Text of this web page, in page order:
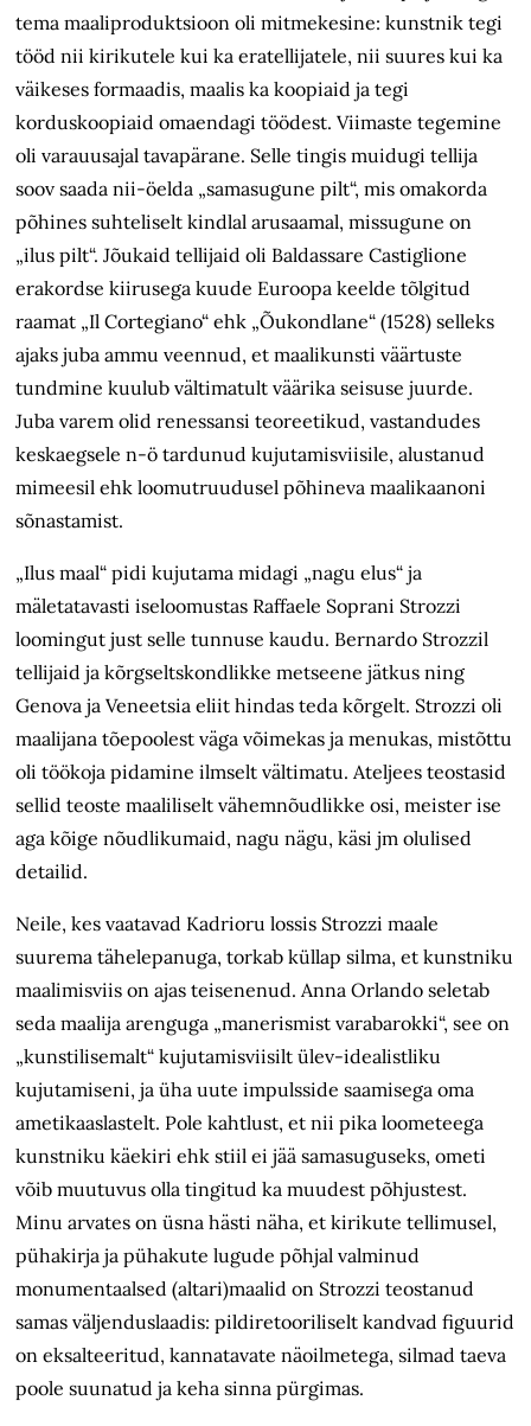
tema maaliproduktsioon oli mitmekesine: kunstnik tegi
tööd nii kirikutele kui ka eratellijatele, nii suures kui ka
väikeses formaadis, maalis ka koopiaid ja tegi
korduskoopiaid omaendagi töödest. Viimaste tegemine
oli varauusajal tavapärane. Selle tingis muidugi tellija
soov saada nii-öelda „samasugune pilt“, mis omakorda
põhines suhteliselt kindlal arusaamal, missugune on
„ilus pilt“. Jõukaid tellijaid oli Baldassare Castiglione
erakordse kiirusega kuude Euroopa keelde tõlgitud
raamat „Il Cortegiano“ ehk „Õukondlane“ (1528) selleks
ajaks juba ammu veennud, et maalikunsti väärtuste
tundmine kuulub vältimatult väärika seisuse juurde.
Juba varem olid renessansi teoreetikud, vastandudes
keskaegsele n-ö tardunud kujutamisviisile, alustanud
mimeesil ehk loomutruudusel põhineva maalikaanoni
sõnastamist.
„Ilus maal“ pidi kujutama midagi „nagu elus“ ja
mäletatavasti iseloomustas Raffaele Soprani Strozzi
loomingut just selle tunnuse kaudu. Bernardo Strozzil
tellijaid ja kõrgseltskondlikke metseene jätkus ning
Genova ja Veneetsia eliit hindas teda kõrgelt. Strozzi oli
maalijana tõepoolest väga võimekas ja menukas, mistõttu
oli töökoja pidamine ilmselt vältimatu. Ateljees teostasid
sellid teoste maaliliselt vähemnõudlikke osi, meister ise
aga kõige nõudlikumaid, nagu nägu, käsi jm olulised
detailid.
Neile, kes vaatavad Kadrioru lossis Strozzi maale
suurema tähele­panuga, torkab küllap silma, et kunstniku
maalimis­viis on ajas teisenenud. Anna Orlando seletab
seda maalija arenguga „manerismist varabarokki“, see on
„kunstilisemalt“ kujutamisviisilt ülev-idealistliku
kujutamiseni, ja üha uute impulsside saamisega oma
ametikaaslastelt. Pole kahtlust, et nii pika loometeega
kunstniku käekiri ehk stiil ei jää samasuguseks, ometi
võib muutuvus olla tingitud ka muudest põhjustest.
Minu arvates on üsna hästi näha, et kirikute tellimusel,
pühakirja ja pühakute lugude põhjal valminud
monumentaalsed (altari)maalid on Strozzi teostanud
samas väljenduslaadis: pildiretooriliselt kandvad figuurid
on eksalteeritud, kanna­tavate näoilmetega, silmad taeva
poole suunatud ja keha sinna pürgimas.